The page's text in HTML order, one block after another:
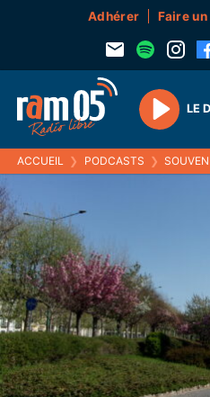
Adhérer Faire un
Play
LE
ACCUEIL ❯ PODCASTS ❯